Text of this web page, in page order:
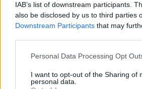
IAB’s list of downstream participants.
also be disclosed by us to third parties
Downstream Participants that may
Personal Data Processing Opt
I want to opt-out of the Sharing of
personal data.
Cím:
1027
23-33.
Bemutatkozás: Az ország legnagyobb
jogfolytonosan működő magyar